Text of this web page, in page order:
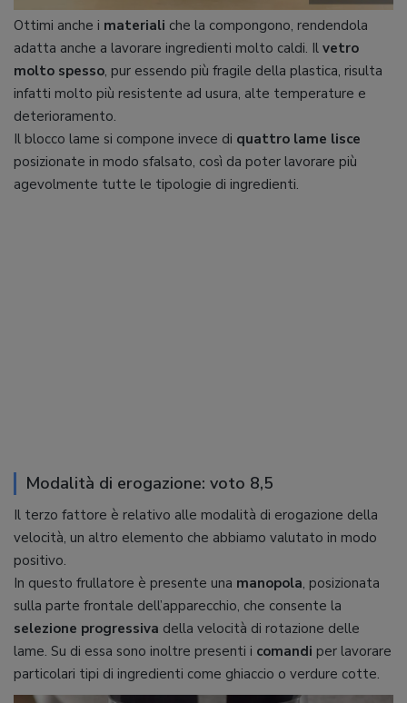
Ottimi anche i materiali che la compongono, rendendola
adatta anche a lavorare ingredienti molto caldi. Il vetro
molto spesso, pur essendo più fragile della plastica, risulta
infatti molto più resistente ad usura, alte temperature e
deterioramento.
Il blocco lame si compone invece di quattro lame lisce
posizionate in modo sfalsato, così da poter lavorare più
agevolmente tutte le tipologie di ingredienti.
Modalità di erogazione: voto 8,5
Il terzo fattore è relativo alle modalità di erogazione della
velocità, un altro elemento che abbiamo valutato in modo
positivo.
In questo frullatore è presente una manopola, posizionata
sulla parte frontale dell’apparecchio, che consente la
selezione progressiva della velocità di rotazione delle
lame. Su di essa sono inoltre presenti i comandi per lavorare
particolari tipi di ingredienti come ghiaccio o verdure cotte.